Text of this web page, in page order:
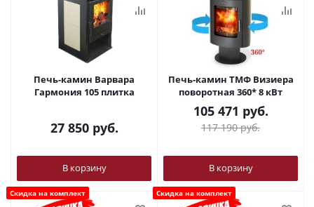
Печь-камин Варвара
Гармония 105 плитка
27 850руб.
В корзину
Печь-камин ТМФ Визиера
поворотная 360* 8 кВт
105 471 руб.
117 190руб.
В корзину
Скидка на комплект Скидка на комплект